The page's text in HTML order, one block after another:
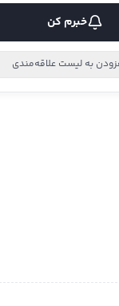
خبرم کن
به لیست علاقه‌مندی